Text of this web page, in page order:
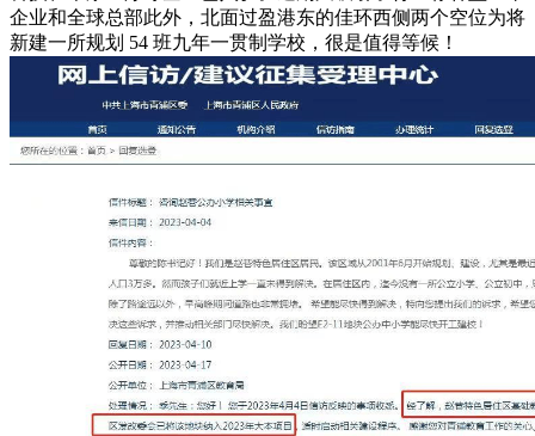
企业和全球总部此外，北面过盈港东的佳环西侧两个空位为将
新建一所规划 54 班九年一贯制学校，很是值得等候！